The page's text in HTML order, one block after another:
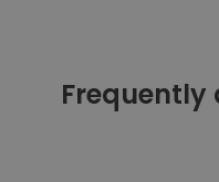
Frequently